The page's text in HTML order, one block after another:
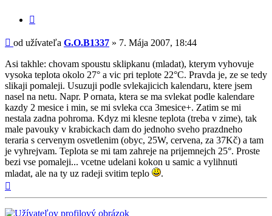
Príspevok
od užívateľa G.O.B1337 » 7. Mája 2007, 18:44
Asi takhle: chovam spoustu sklipkanu (mladat), kterym vyhovuje
vysoka teplota okolo 27° a vic pri teplote 22°C. Pravda je, ze se tedy
slikaji pomaleji. Usuzuji podle svlekajicich kalendaru, ktere jsem
nasel na netu. Napr. P ornata, ktera se ma svlekat podle kalendare
kazdy 2 mesice i min, se mi svleka cca 3mesice+. Zatim se mi
nestala zadna pohroma. Kdyz mi klesne teplota (treba v zime), tak
male pavouky v krabickach dam do jednoho sveho prazdneho
teraria s cervenym osvetlenim (obyc, 25W, cervena, za 37Kč) a tam
je vyhrejvam. Teplota se mi tam zahreje na prijemnejch 25°. Proste
bezi vse pomaleji... vcetne udelani kokon u samic a vylihnuti
mladat, ale na ty uz radeji svitim teplo
.